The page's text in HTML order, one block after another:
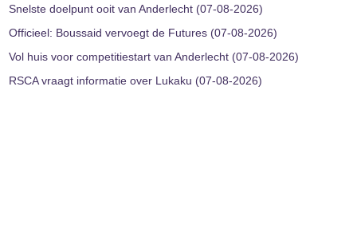
Snelste doelpunt ooit van Anderlecht (07-08-2026)
Officieel: Boussaid vervoegt de Futures (07-08-2026)
Vol huis voor competitiestart van Anderlecht (07-08-2026)
RSCA vraagt informatie over Lukaku (07-08-2026)